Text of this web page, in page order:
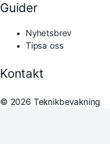
Guider
Nyhetsbrev
Tipsa oss
Kontakt
© 2026 Teknikbevakning